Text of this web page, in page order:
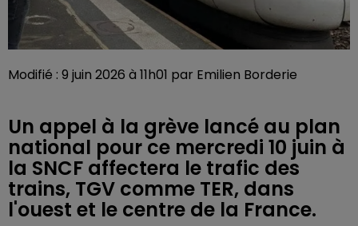
Modifié : 9 juin 2026 à 11h01 par Emilien Borderie
Un appel à la grève lancé au plan
national pour ce mercredi 10 juin à
la SNCF affectera le trafic des
trains, TGV comme TER, dans
l'ouest et le centre de la France.